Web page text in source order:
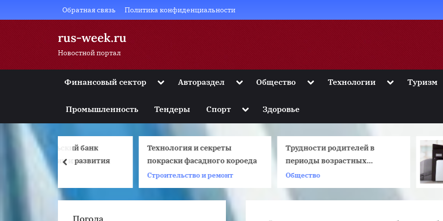
to
Обратная связь Политика конфиденциальности
rus-week.ru
Новостной портал
Финансовый сектор Toggle
menu
Toggle
menu
Toggle
sub-
menu
Toggle
sub-
Автораздел ToggleОбщество ToggleТехнологии ToggleТуризм
Промышленность Тендеры Спорт Toggle
menu
Здоровье
Технология и секреты
покраски фасадного короеда
Строительство и ремонт
Трудности родителей в
периоды возрастных
кризисов у детей
Общество
Почему
Fargo
эталоном
пластиковых
Бизнес
prev